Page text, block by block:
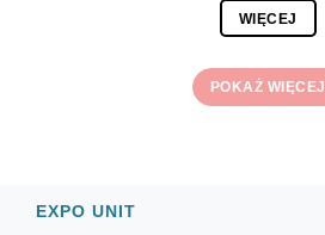
WIĘCEJ
POKAŻ WIĘCEJ
EXPO UNIT